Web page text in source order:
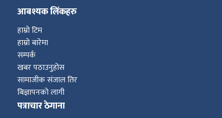
आबश्यक लिंकहरु
हाम्रो टिम
हाम्रो बारेमा
सम्पर्क
खबर पठाउनुहोस
सामाजीक संजाल तिर
बिज्ञापनको लागी
पत्राचार ठेगाना